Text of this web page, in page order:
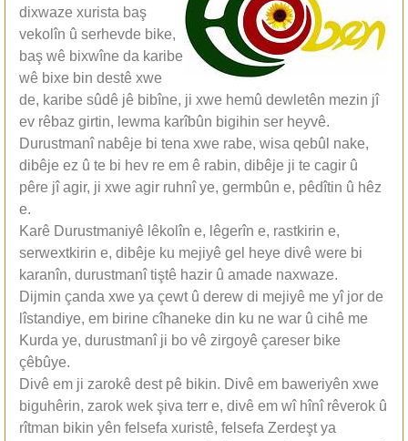
dixwaze xurista baş
vekolîn û serhevde bike,
baş wê bixwîne da karibe
wê bixe bin destê xwe
de, karibe sûdê jê bibîne, ji xwe hemû dewletên mezin jî
ev rêbaz girtin, lewma karîbûn bigihin ser heyvê.
Durustmanî nabêje bi tena xwe rabe, wisa qebûl nake,
dibêje ez û te bi hev re em ê rabin, dibêje ji te cagir û
pêre jî agir, ji xwe agir ruhnî ye, germbûn e, pêdîtin û hêz
e.
Karê Durustmaniyê lêkolîn e, lêgerîn e, rastkirin e,
serwextkirin e, dibêje ku mejiyê gel heye divê were bi
karanîn, durustmanî tiştê hazir û amade naxwaze.
Dijmin çanda xwe ya çewt û derew di mejiyê me yî jor de
lîstandiye, em birine cîhaneke din ku ne war û cihê me
Kurda ye, durustmanî ji bo vê zirgoyê çareser bike
çêbûye.
Divê em ji zarokê dest pê bikin. Divê em baweriyên xwe
biguhêrin, zarok wek şiva terr e, divê em wî hînî rêverok û
rîtman bikin yên felsefa xuristê, felsefa Zerdeşt ya